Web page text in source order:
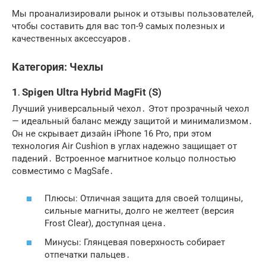
Мы проанализировали рынок и отзывы пользователей,
чтобы составить для вас топ-9 самых полезных и
качественных аксессуаров․
Категория: Чехлы
1․ Spigen Ultra Hybrid MagFit (S)
Лучший универсальный чехол․ Этот прозрачный чехол
— идеальный баланс между защитой и минимализмом․
Он не скрывает дизайн iPhone 16 Pro, при этом
технология Air Cushion в углах надежно защищает от
падений․ Встроенное магнитное кольцо полностью
совместимо с MagSafe․
Плюсы: Отличная защита для своей толщины,
сильные магниты, долго не желтеет (версия
Frost Clear), доступная цена․
Минусы: Глянцевая поверхность собирает
отпечатки пальцев․